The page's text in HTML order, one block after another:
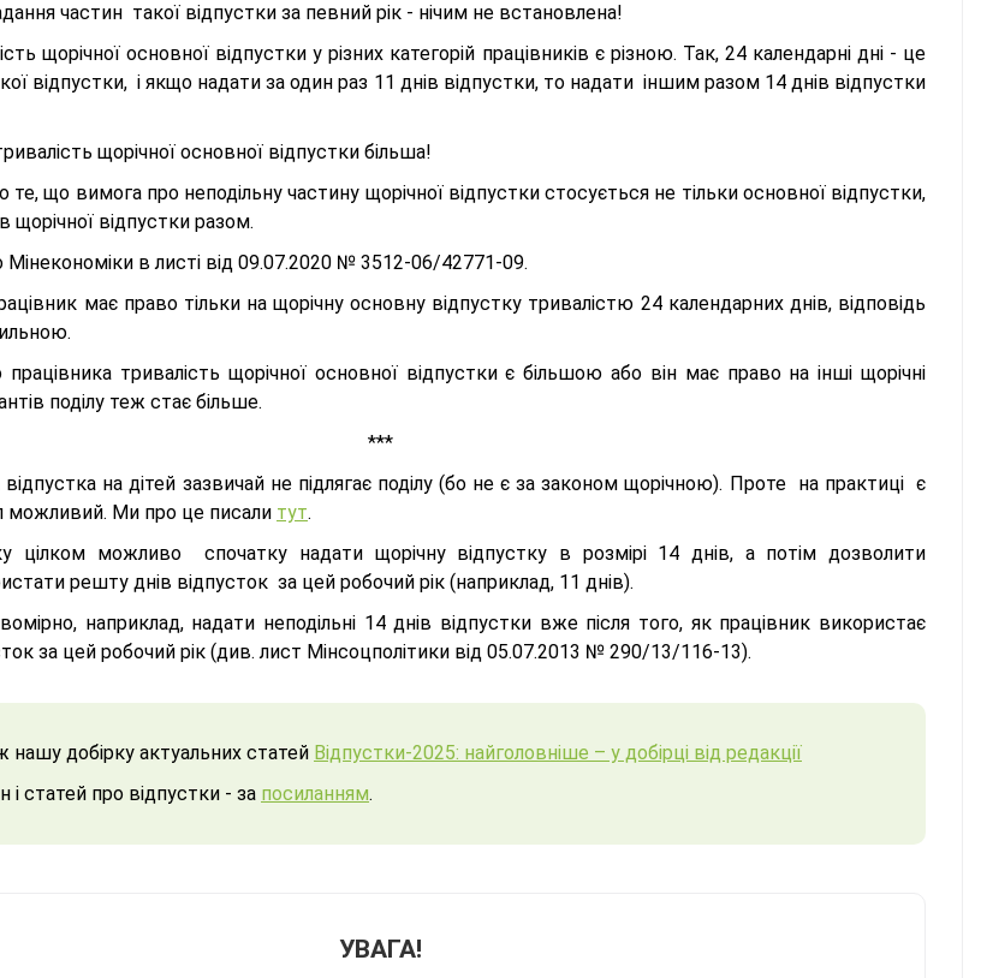
частин такої відпустки за певний рік - нічим не встановлена!
щорічної основної відпустки у різних категорій працівників є різною. Так, 24 календарні дні - це
відпустки, і якщо надати за один раз 11 днів відпустки, то надати іншим разом 14 днів відпустки
щорічної основної відпустки більша!
що вимога про неподільну частину щорічної відпустки стосується не тільки основної відпустки,
щорічної відпустки разом.
в листі від 09.07.2020 № 3512-06/42771-09.
має право тільки на щорічну основну відпустку тривалістю 24 календарних днів, відповідь
тривалість щорічної основної відпустки є більшою або він має право на інші щорічні
поділу теж стає більше.
***
на дітей зазвичай не підлягає поділу (бо не є за законом щорічною). Проте на практиці є
можливий. Ми про це писали тут.
цілком можливо спочатку надати щорічну відпустку в розмірі 14 днів, а потім дозволити
решту днів відпусток за цей робочий рік (наприклад, 11 днів).
наприклад, надати неподільні 14 днів відпустки вже після того, як працівник використає
за цей робочий рік (див. лист Мінсоцполітики від 05.07.2013 № 290/13/116-13).
нашу добірку актуальних статей Відпустки-2025: найголовніше – у добірці від редакції
і статей про відпустки - за посиланням.
УВАГА!